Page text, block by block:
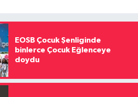
EOSB Çocuk Şenliginde
binlerce Çocuk Eğlenceye
doydu